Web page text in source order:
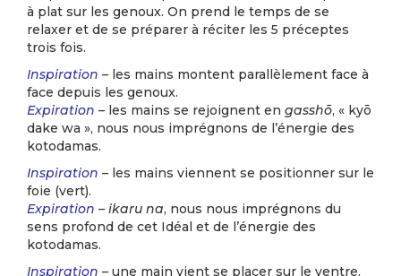
à plat sur les genoux. On prend le temps de se
relaxer et de se préparer à réciter les 5 préceptes
trois fois.
Inspiration – les mains montent parallèlement face à
face depuis les genoux.
Expiration – les mains se rejoignent en gasshō, « kyō
dake wa », nous nous imprégnons de l’énergie des
kotodamas.
Inspiration – les mains viennent se positionner sur le
foie (vert).
Expiration – ikaru na, nous nous imprégnons du
sens profond de cet Idéal et de l’énergie des
kotodamas.
Inspiration – une main vient se placer sur le ventre,